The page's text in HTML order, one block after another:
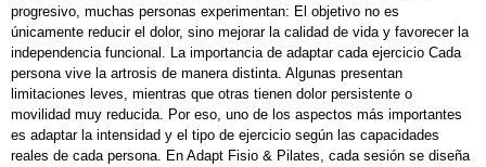
progresivo, muchas personas experimentan: El objetivo no es
únicamente reducir el dolor, sino mejorar la calidad de vida y favorecer la
independencia funcional. La importancia de adaptar cada ejercicio Cada
persona vive la artrosis de manera distinta. Algunas presentan
limitaciones leves, mientras que otras tienen dolor persistente o
movilidad muy reducida. Por eso, uno de los aspectos más importantes
es adaptar la intensidad y el tipo de ejercicio según las capacidades
reales de cada persona. En Adapt Fisio & Pilates, cada sesión se diseña